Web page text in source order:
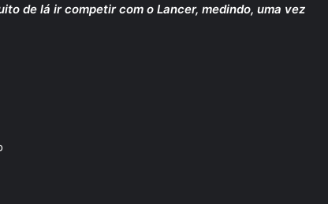
de lá ir competir com o Lancer, medindo, uma vez